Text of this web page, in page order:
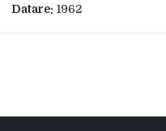
Datare: 1962